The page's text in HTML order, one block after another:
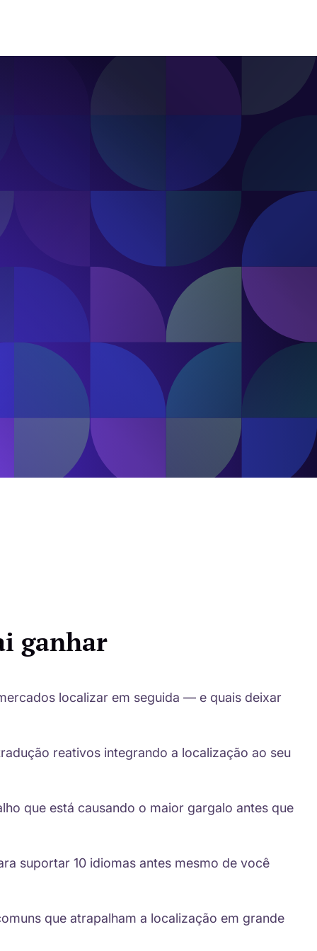
ganhar
localizar em seguida — e quais deixar
reativos integrando a localização ao seu
que está causando o maior gargalo antes que
suportar 10 idiomas antes mesmo de você
que atrapalham a localização em grande